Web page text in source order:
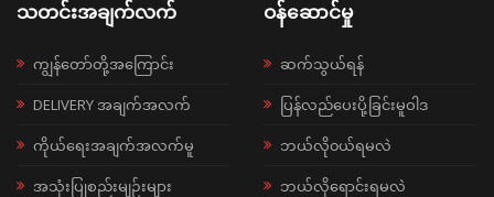
သတင်းအချက်လက်
ကျွန်တော်တို့အကြောင်း
DELIVERY အချက်အလက်
ကိုယ်ရေးအချက်အလက်မူ
အသုံးပြုစည်းမျဉ်းများ
ဝန်ဆောင်မှု
ဆက်သွယ်ရန်
ပြန်လည်ပေးပို့ခြင်းမူဝါဒ
ဘယ်လို၀ယ်ရမလဲ
ဘယ်လိုရောင်းရမလဲ